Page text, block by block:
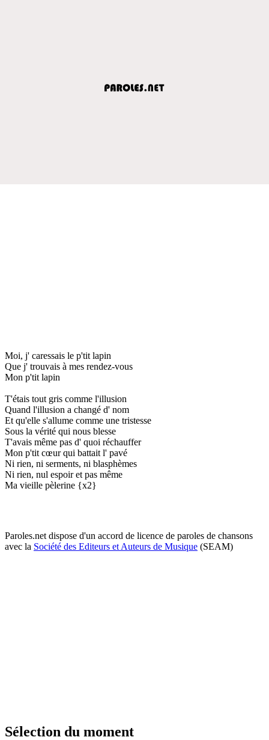
Moi, j' caressais le p'tit lapin
Que j' trouvais à mes rendez-vous
Mon p'tit lapin
T'étais tout gris comme l'illusion
Quand l'illusion a changé d' nom
Et qu'elle s'allume comme une tristesse
Sous la vérité qui nous blesse
T'avais même pas d' quoi réchauffer
Mon p'tit cœur qui battait l' pavé
Ni rien, ni serments, ni blasphèmes
Ni rien, nul espoir et pas même
Ma vieille pèlerine {x2}
Paroles.net dispose d'un accord de licence de paroles de chansons
avec la Société des Editeurs et Auteurs de Musique (SEAM)
Sélection du moment